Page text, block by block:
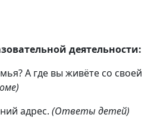
деятельности:
А где вы живёте со своей
адрес. (Ответы детей)